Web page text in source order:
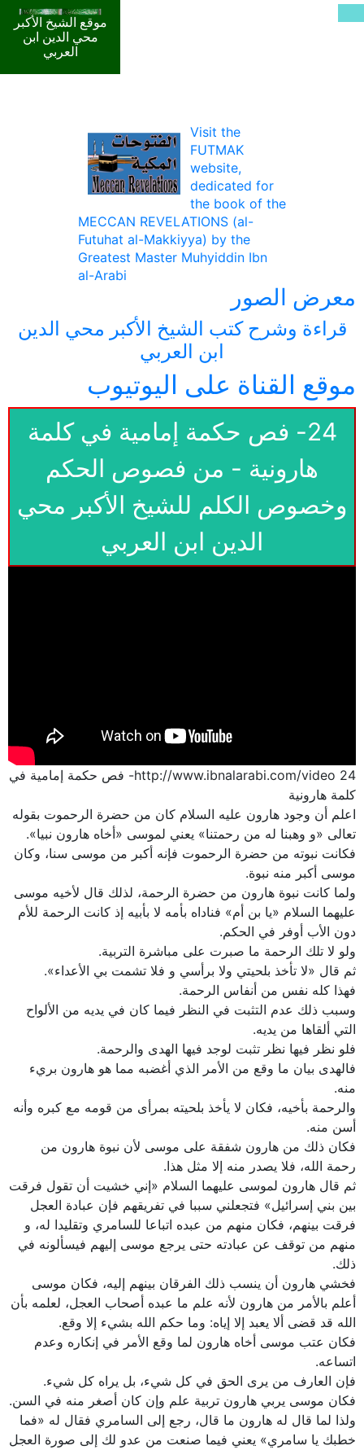
موقع الشيخ الأكبر
محي الدين ابن
العربي
Visit the
FUTMAK
website,
dedicated for
the book of the
MECCAN REVELATIONS (al-
Futuhat al-Makkiyya) by the
Greatest Master Muhyiddin Ibn
al-Arabi
معرض الصور
قراءة وشرح كتب الشيخ الأكبر محي الدين
ابن العربي
موقع القناة على اليوتيوب
24- فص حكمة إمامية في كلمة
هارونية - من فصوص الحكم
وخصوص الكلم للشيخ الأكبر محي
الدين ابن العربي
http://www.ibnalarabi.com/video 24- فص حكمة إمامية في
كلمة هارونية
اعلم أن وجود هارون عليه السلام كان من حضرة الرحموت بقوله
تعالى‏ «و وهبنا له من رحمتنا» يعني لموسى‏ «أخاه هارون نبيا».
فكانت نبوته من حضرة الرحموت فإنه أكبر من موسى سنا، وكان
موسى أكبر منه نبوة.
ولما كانت نبوة هارون من حضرة الرحمة، لذلك قال لأخيه موسى
عليهما السلام‏ «يا بن أم» فناداه بأمه لا بأبيه إذ كانت الرحمة للأم
دون الأب أوفر في الحكم.
ولو لا تلك الرحمة ما صبرت على مباشرة التربية.
ثم قال‏ «لا تأخذ بلحيتي ولا برأسي‏ و فلا تشمت بي الأعداء».
فهذا كله نفس من أنفاس الرحمة.
وسبب ذلك عدم التثبت في النظر فيما كان في يديه من الألواح
التي ألقاها من يديه.
فلو نظر فيها نظر تثبت لوجد فيها الهدى والرحمة.
فالهدى بيان ما وقع من الأمر الذي أغضبه مما هو هارون بري‏ء
منه.
والرحمة بأخيه، فكان لا يأخذ بلحيته بمرأى من قومه مع كبره وأنه
أسن منه.
فكان‏ ذلك من هارون شفقة على موسى لأن نبوة هارون من
رحمة الله، فلا يصدر منه إلا مثل هذا.
ثم قال هارون لموسى عليهما السلام‏ «إني خشيت أن تقول فرقت
بين بني إسرائيل» فتجعلني سببا في تفريقهم‏ فإن عبادة العجل
فرقت بينهم، فكان منهم من عبده اتباعا للسامري وتقليدا له، و
منهم من توقف عن عبادته حتى يرجع موسى إليهم فيسألونه في
ذلك.
فخشي هارون أن ينسب ذلك الفرقان بينهم‏ إليه، فكان‏ موسى
أعلم بالأمر من هارون لأنه علم ما عبده أصحاب العجل، لعلمه بأن
الله قد قضى ألا يعبد إلا إياه: وما حكم الله بشي‏ء إلا وقع.
فكان عتب موسى أخاه هارون لما وقع الأمر في إنكاره وعدم
اتساعه.
فإن العارف من يرى الحق في كل شي‏ء، بل يراه كل شي‏ء.
فكان موسى يربي هارون تربية علم وإن كان أصغر منه في السن.
ولذا لما قال له هارون ما قال، رجع إلى السامري فقال له‏ «فما
خطبك يا سامري» يعني فيما صنعت من عدو لك إلى صورة العجل